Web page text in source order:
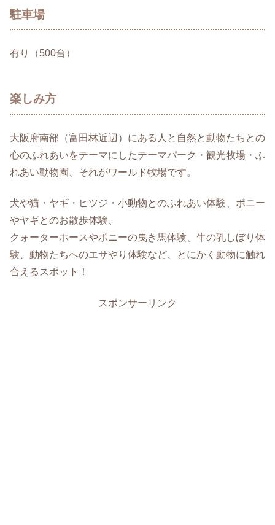
駐車場
有り（500台）
楽しみ方
大阪府南部（富田林近辺）にある人と自然と動物たちとの
心のふれあいをテーマにしたテーマパーク・観光牧場・ふ
れあい動物園、それがワールド牧場です。
犬や猫・ヤギ・ヒツジ・小動物とのふれあい体験、ポニー
やヤギとのお散歩体験、
クォーターホースやポニーの曳き馬体験、牛の乳しぼり体
験、動物たちへのエサやり体験など、とにかく動物に触れ
合えるスポット！
スポンサーリンク